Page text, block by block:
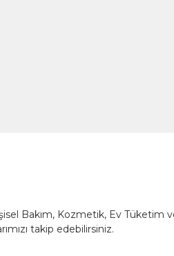
Bakım, Kozmetik, Ev Tüketim
takip edebilirsiniz.